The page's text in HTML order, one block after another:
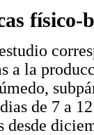
físico-
a la
de 7 a
desde